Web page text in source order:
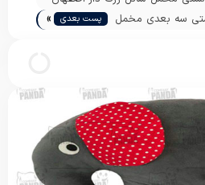
سه بعدی مخمل
پست بعدی »